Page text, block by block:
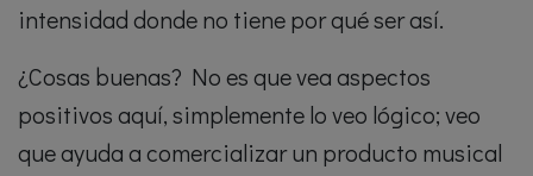
intensidad donde no tiene por qué ser así.
¿Cosas buenas? No es que vea aspectos
positivos aquí, simplemente lo veo lógico; veo
que ayuda a comercializar un producto musical